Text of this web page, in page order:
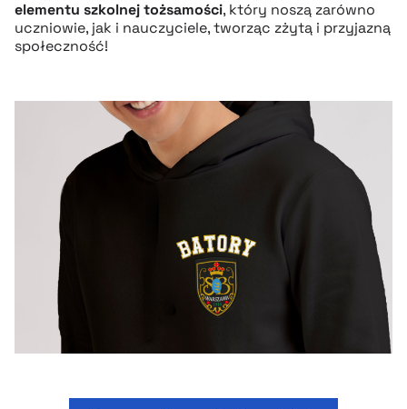
elementu szkolnej tożsamości, który noszą zarówno
uczniowie, jak i nauczyciele, tworząc zżytą i przyjazną
społeczność!